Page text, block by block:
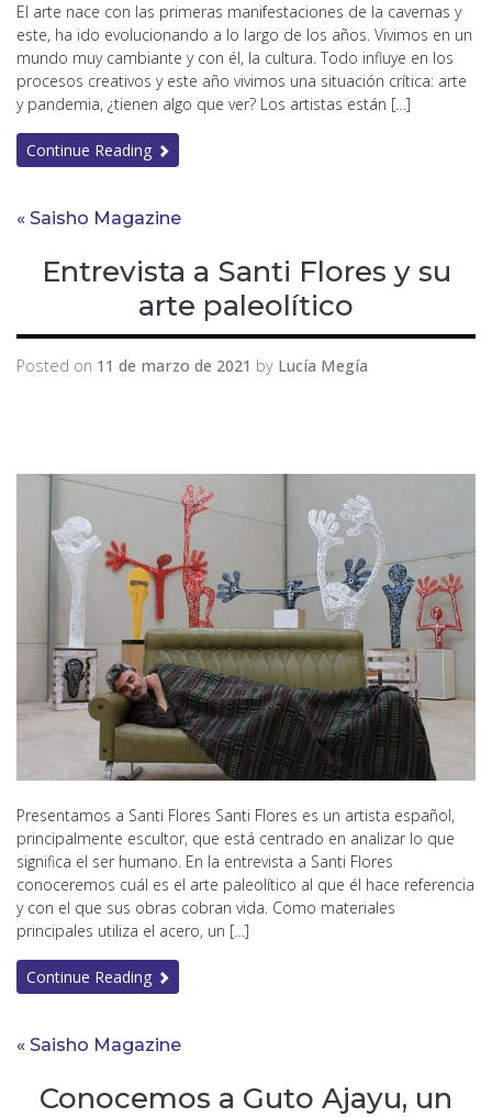
El arte nace con las primeras manifestaciones de la cavernas y
este, ha ido evolucionando a lo largo de los años. Vivimos en un
mundo muy cambiante y con él, la cultura. Todo influye en los
procesos creativos y este año vivimos una situación crítica: arte
y pandemia, ¿tienen algo que ver? Los artistas están […]
Continue Reading
« Saisho Magazine
Entrevista a Santi Flores y su
arte paleolítico
Posted on 11 de marzo de 2021 by Lucía Megía
Presentamos a Santi Flores Santi Flores es un artista español,
principalmente escultor, que está centrado en analizar lo que
significa el ser humano. En la entrevista a Santi Flores
conoceremos cuál es el arte paleolítico al que él hace referencia
y con el que sus obras cobran vida. Como materiales
principales utiliza el acero, un […]
Continue Reading
« Saisho Magazine
Conocemos a Guto Ajayu, un